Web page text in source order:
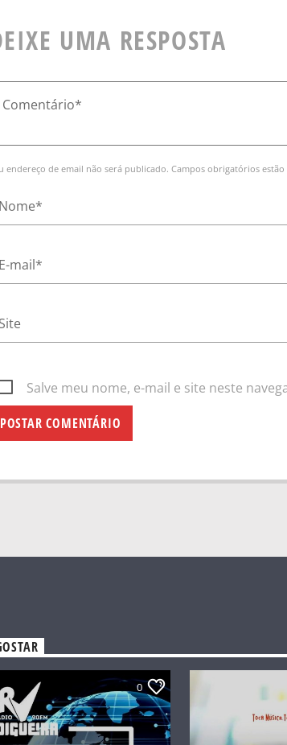
UMA RESPOSTA
endereço de email não será publicado. Campos obrigatórios
Salve meu nome, e-mail e site neste
0